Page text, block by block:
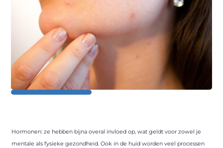
Hormonen: ze hebben bijna overal invloed op, wat geldt voor zowel je
mentale als fysieke gezondheid. Ook in de huid worden veel processen